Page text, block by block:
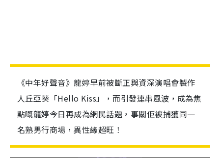
《中年好聲音》龍婷早前被斷正與資深演唱會製作
人丘亞葵「Hello Kiss」，而引發連串風波，成為焦
點嘅龍婷今日再成為網民話題，事關佢被捕獲同一
名熟男行商場，異性緣超旺！